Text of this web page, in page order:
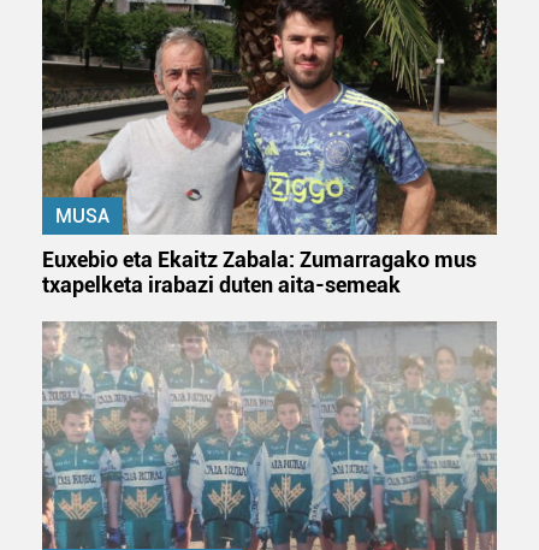
Webgune honek cookie propioak eta hirugarrenen cookie-
fitxategiak erabiltzen ditu. Zure esperientzia eta
zerbitzuak hobetzeko asmoz, cookie teknologiaz
baliatzen gara. Ohar hau onartuz gero, teknologia hori
erabiltzeko baimen esplizitua ematen diguzu.Gehiago
irakurri
MUSA
Euxebio eta Ekaitz Zabala: Zumarragako mus
txapelketa irabazi duten aita-semeak